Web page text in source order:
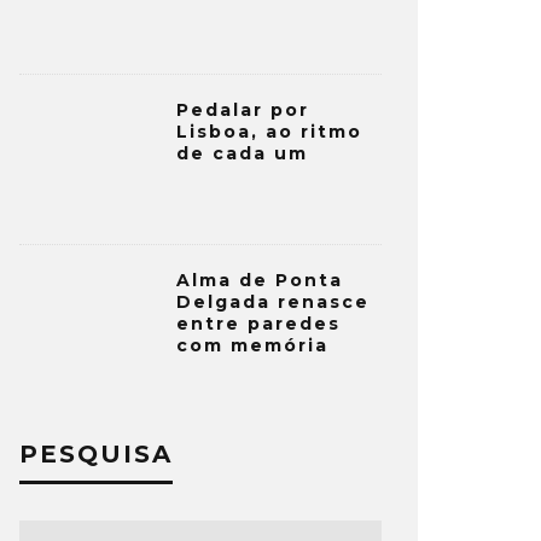
Pedalar por
Lisboa, ao ritmo
de cada um
Alma de Ponta
Delgada renasce
entre paredes
com memória
PESQUISA